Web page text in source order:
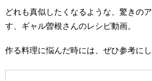
どれも真似したくなるような、驚きの
す、ギャル曽根さんのレシピ動画。
作る料理に悩んだ時には、ぜひ参考に